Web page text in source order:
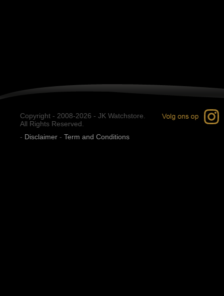
Copyright - 2008-2026 - JK Watchstore.
All Rights Reserved.
- Disclaimer - Term and Conditions